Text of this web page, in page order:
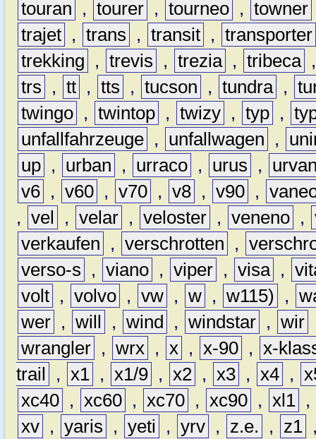
touran , tourer , tourneo , towner
trajet , trans , transit , transporter
trekking
, trevis , trezia , tribeca
trs
, tt , tts , tucson , tundra ,
twingo , twintop , twizy , typ ,
unfallfahrzeuge , unfallwagen ,
up , urban , urraco , urus ,
v6 , v60 , v70 , v8 , v90 ,
, vel , velar , veloster , veneno ,
verkaufen
, verschrotten ,
verso-s
, viano , viper , visa ,
volt , volvo , vw , w , w115) ,
wer , will , wind , windstar , wir
wrangler , wrx , x , x-90 , x-
trail
, x1 , x1/9 , x2 , x3 , x4 ,
xc40 , xc60 , xc70 , xc90 , xl1 ,
xv , yaris , yeti , yrv , z.e. , z1